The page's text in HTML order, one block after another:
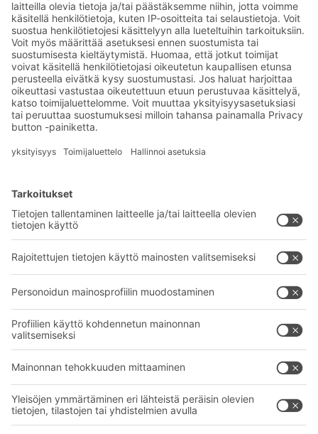
Uutisia ja faktoja
varastologistiikan
maailmasta
Eksklusiiviset alennukset
Tuoteinnovaatiot
BITO-ratkaisut
Laatikot ja säiliöt
Kuljetusjärjestelmät
Palvelumme
Neuvonta & Palvelu
BITO PROJEKTIOPAS
Yhteydenottolomake
Yritys
Tietoa meistä
Kansainvälinen verkostomme
Tehtaamme